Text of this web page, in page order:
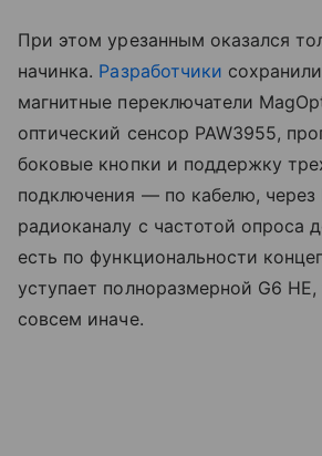
При этом урезанным оказался
начинка. Разработчики
магнитные переключатели
оптический сенсор PAW3955,
боковые кнопки и поддержку
подключения — по кабелю, через
радиоканалу с частотой опроса
есть по функциональности
уступает полноразмерной G6
совсем иначе.